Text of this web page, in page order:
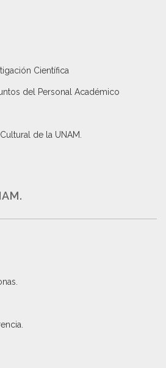
Científica
del Personal Académico
de la UNAM.